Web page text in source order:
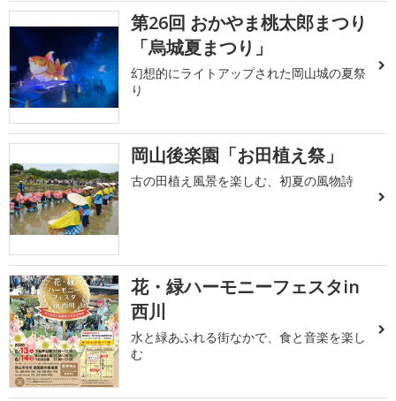
第26回 おかやま桃太郎まつり
「烏城夏まつり」
幻想的にライトアップされた岡山城の夏祭
り
岡山後楽園「お田植え祭」
古の田植え風景を楽しむ、初夏の風物詩
花・緑ハーモニーフェスタin
西川
水と緑あふれる街なかで、食と音楽を楽し
む